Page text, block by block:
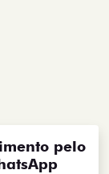
pelo